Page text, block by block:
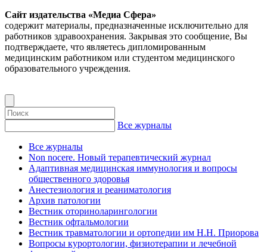
Сайт издательства «Медиа Сфера»
содержит материалы, предназначенные исключительно для
работников здравоохранения. Закрывая это сообщение, Вы
подтверждаете, что являетесь дипломированным
медицинским работником или студентом медицинского
образовательного учреждения.
Все журналы
Все журналы
Non nocere. Новый терапевтический журнал
Адаптивная медицинская иммунология и вопросы
общественного здоровья
Анестезиология и реаниматология
Архив патологии
Вестник оториноларингологии
Вестник офтальмологии
Вестник травматологии и ортопедии им Н.Н. Приорова
Вопросы курортологии, физиотерапии и лечебной